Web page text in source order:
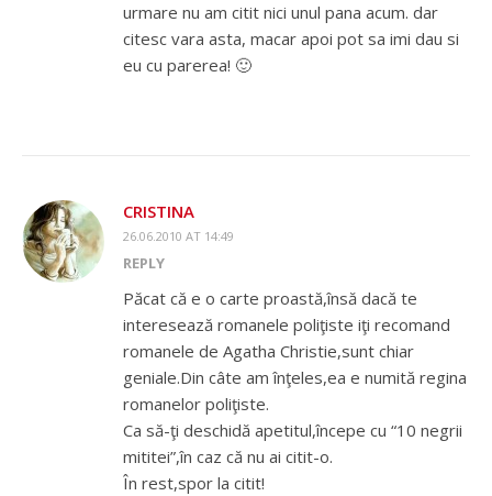
urmare nu am citit nici unul pana acum. dar
citesc vara asta, macar apoi pot sa imi dau si
eu cu parerea! 🙂
CRISTINA
26.06.2010 AT 14:49
REPLY
Păcat că e o carte proastă,însă dacă te
interesează romanele poliţiste iţi recomand
romanele de Agatha Christie,sunt chiar
geniale.Din câte am înţeles,ea e numită regina
romanelor poliţiste.
Ca să-ţi deschidă apetitul,începe cu “10 negrii
mititei”,în caz că nu ai citit-o.
În rest,spor la citit!